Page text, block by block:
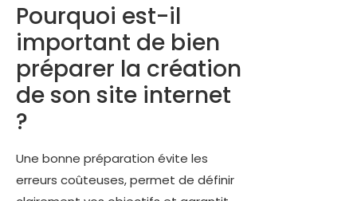
Pourquoi est-il
important de bien
préparer la création
de son site internet
?
Une bonne préparation évite les
erreurs coûteuses, permet de définir